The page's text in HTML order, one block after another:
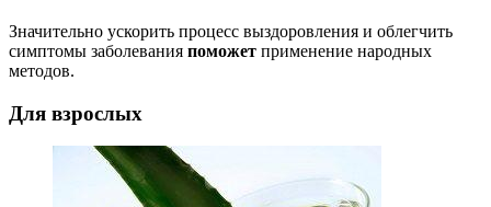
Значительно ускорить процесс выздоровления и облегчить
симптомы заболевания поможет применение народных
методов.
Для взрослых